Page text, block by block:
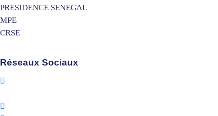
PRESIDENCE SENEGAL
MPE
CRSE
Réseaux Sociaux